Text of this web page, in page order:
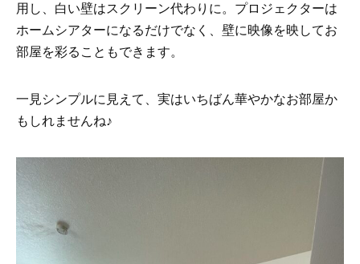
用し、白い壁はスクリーン代わりに。プロジェクターは
ホームシアターになるだけでなく、壁に映像を映してお
部屋を彩ることもできます。
一見シンプルに見えて、実はいちばん華やかなお部屋か
もしれませんね♪